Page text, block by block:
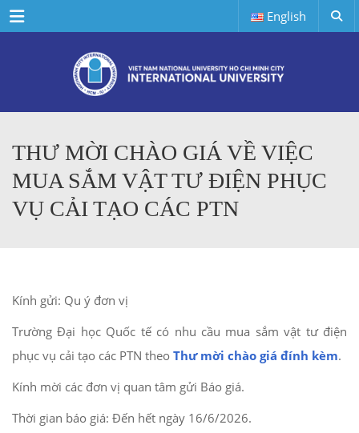
Menu English
THƯ MỜI CHÀO GIÁ VỀ VIỆC
MUA SẮM VẬT TƯ ĐIỆN PHỤC
VỤ CẢI TẠO CÁC PTN
Kính gửi: Qu ý đơn vị
Trường Đại học Quốc tế có nhu cầu mua sắm vật tư điện
phục vụ cải tạo các PTN theo Thư mời chào giá đính kèm.
Kính mời các đơn vị quan tâm gửi Báo giá.
Thời gian báo giá: Đến hết ngày 16/6/2026.